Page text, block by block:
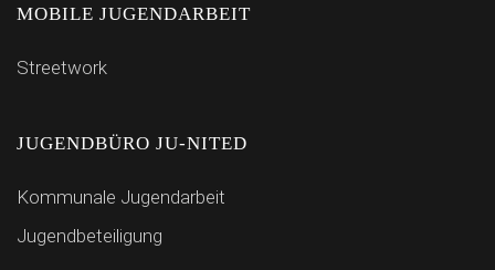
MOBILE JUGENDARBEIT
Streetwork
JUGENDBÜRO JU-NITED
Kommunale Jugendarbeit
Jugendbeteiligung